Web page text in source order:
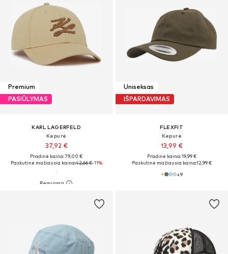
Premium
PASIŪLYMAS
KARL LAGERFELD
Kepurė
37,92 €
Pradinė kaina: 79,00 €
Paskutinė mažiausia kaina:42,66 €-11%
Uniseksas
IŠPARDAVIMAS
FLEXFIT
Kepurė
13,99 €
Pradinė kaina: 19,99 €
Paskutinė mažiausia kaina:12,99 €
+9